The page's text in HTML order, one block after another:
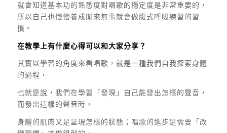
就會知道基本功的熟悉度對唱歌的穩定度是非常重要的，
所以自己也慢慢養成閒來無事就會做腹式呼吸練習的習
慣。
在教學上有什麼心得可以和大家分享？
其實以學習的角度來看唱歌，就是一種我們自我探索身體
的過程，
也就是說，我們在學習「發現」自己能發出怎樣的聲音，
而發出這樣的聲音時，
身體的肌肉又是呈現怎樣的狀態；唱歌的進步是需要「改